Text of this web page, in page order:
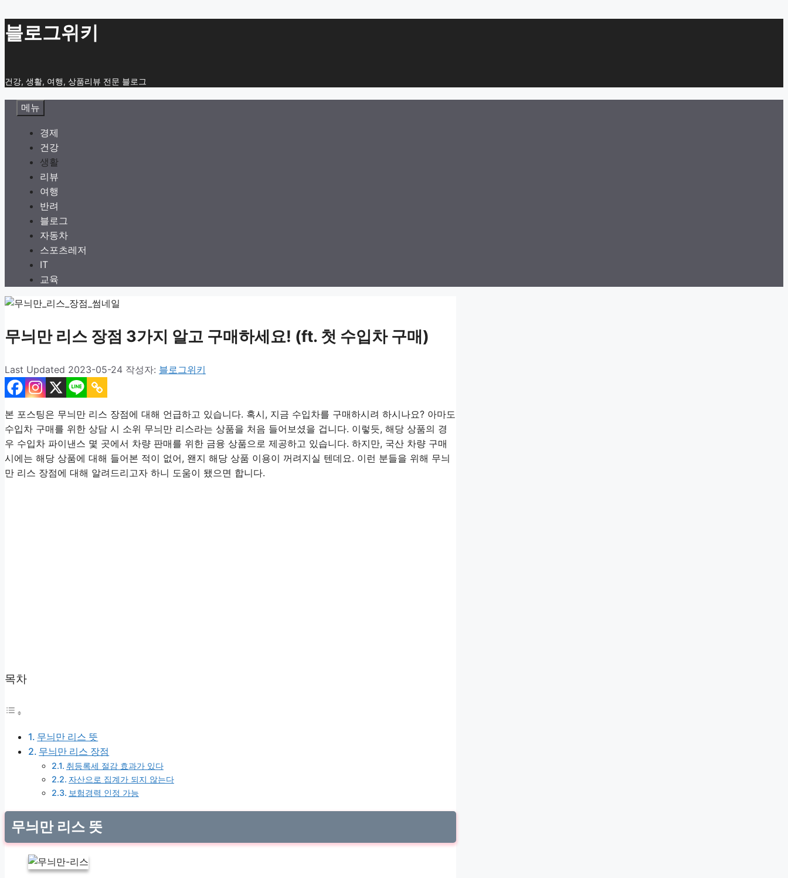
컨
텐
건
너
블로그위키
건강, 생활, 여행, 상품리뷰 전문 블로그
메뉴
경제
건강
생활
리뷰
여행
반려
블로그
자동차
스포츠레저
IT
교육
무늬만 리스 장점 3가지 알고 구매하세요! (ft. 첫 수입차 구매)
2023-05-24 작성자: 블로그위키
본 포스팅은 무늬만 리스 장점에 대해 언급하고 있습니다. 혹시, 지금 수입차를 구매하시려 하시나요? 아마도
수입차 구매를 위한 상담 시 소위 무늬만 리스라는 상품을 처음 들어보셨을 겁니다. 이렇듯, 해당 상품의 경
우 수입차 파이낸스 몇 곳에서 차량 판매를 위한 금융 상품으로 제공하고 있습니다. 하지만, 국산 차량 구매
시에는 해당 상품에 대해 들어본 적이 없어, 왠지 해당 상품 이용이 꺼려지실 텐데요. 이런 분들을 위해 무늬
만 리스 장점에 대해 알려드리고자 하니 도움이 됐으면 합니다.
목차
무늬만 리스 뜻
무늬만 리스 장점
취등록세 절감 효과가 있다
자산으로 집계가 되지 않는다
보험경력 인정 가능
무늬만 리스 뜻